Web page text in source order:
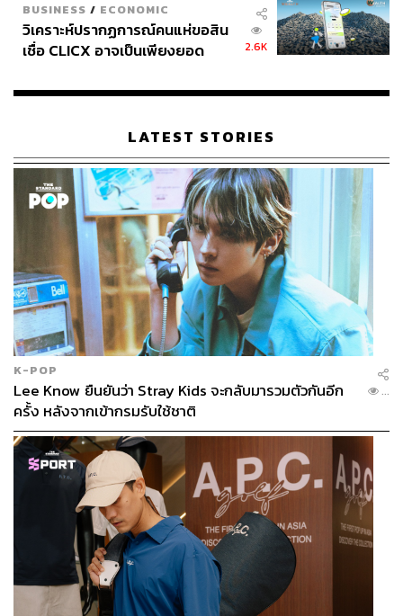
BUSINESS / ECONOMIC
วิเคราะห์ปรากฏการณ์คนแห่ขอสิน
เชื่อ CLICX อาจเป็นเพียงยอด
เรือนไทยที่ถูกซุกไว้
2.6K
LATEST STORIES
K-POP
Lee Know ยืนยันว่า Stray Kids จะกลับมารวมตัวกันอีก
ครั้ง หลังจากเข้ากรมรับใช้ชาติ
...